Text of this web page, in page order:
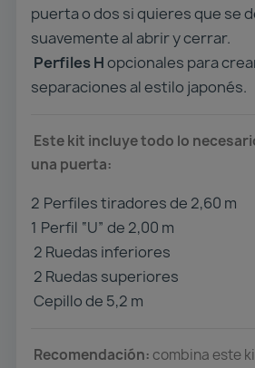
puerta o dos si quieres que se
suavemente al abrir y cerrar.
Perfiles Hopcionales para
separaciones al estilo japonés.
Este kit incluye todo lo
una puerta:
2️ Perfiles tiradores de 2,60 m
1️ Perfil “U” de 2,00 m
2 Ruedas inferiores
2 Ruedas superiores
Cepillo de 5,2 m
Recomendación: combina este